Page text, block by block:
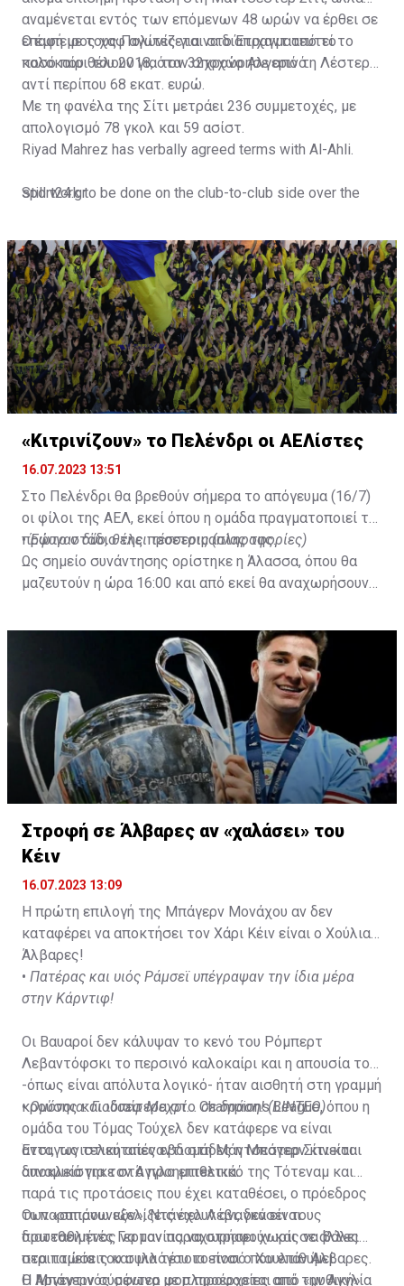
αναμένεται εντός των επόμενων 48 ωρών να έρθει σε
επαφή με τους Πολίτες για να διαπραγματευτεί το
ποσό που θέλουν για τον 32χρονο Αλγερινό.
Ο έμπειρος χαφ αγωνίζεται στο Έτιχαντ από το
καλοκαίρι του 2018, όταν αποχώρησε από τη Λέστερ
αντί περίπου 68 εκατ. ευρώ.
Με τη φανέλα της Σίτι μετράει 236 συμμετοχές, με
απολογισμό 78 γκολ και 59 ασίστ.
Riyad Mahrez has verbally agreed terms with Al-Ahli.
Still work to be done on the club-to-club side over the
Not a done deal yet, but Mahrez is keen on the move and
Al-Ahli hope to move fast.🇸🇦
pic.twitter.com/Z0SmniQXIP
— Ben Jacobs (@JacobsBen)July 15, 2023
sport24.gr
«Κιτρινίζουν» το Πελένδρι οι ΑΕΛίστες
16.07.2023 13:51
Στο Πελένδρι θα βρεθούν σήμερα το απόγευμα (16/7)
οι φίλοι της ΑΕΛ, εκεί όπου η ομάδα πραγματοποιεί το
πρώτο στάδιο της προετοιμασίας της.
•Έφυγαν δύο, θέλει τέσσερις (πληροφορίες)
Ως σημείο συνάντησης ορίστηκε η Άλασσα, όπου θα
μαζευτούν η ώρα 16:00 και από εκεί θα αναχωρήσουν
δώοσυν το παρών τους στην απογευματινή προπόνηση
Στροφή σε Άλβαρες αν «χαλάσει» του
Κέιν
16.07.2023 13:09
Η πρώτη επιλογή της Μπάγερν Μονάχου αν δεν
καταφέρει να αποκτήσει τον Χάρι Κέιν είναι ο Χούλιαν
Άλβαρες!
• Πατέρας και υιός Ράμσεϊ υπέγραψαν την ίδια μέρα
στην Κάρντιφ!
Οι Βαυαροί δεν κάλυψαν το κενό του Ρόμπερτ
Λεβαντόφσκι το περσινό καλοκαίρι και η απουσία του
-όπως είναι απόλυτα λογικό- ήταν αισθητή στη γραμμή
κρούσης και ιδιαίτερα στο Champions League, όπου η
ομάδα του Τόμας Τούχελ δεν κατάφερε να είναι
ανταγωνιστική απέναντι στη Μάντσεστερ Σίτι και
αποκλείστηκε στα προημιτελικά.
•Ομόνοια: Γιούσεφ Μεχρί... σε δράση! (ΒΙΝΤΕΟ)
Έτσι, τις τελευταίες εβδομάδες η Μπάγερν κινείται
δυναμικά για τον Άγγλο επιθετικό της Τότεναμ και
παρά τις προτάσεις που έχει καταθέσει, ο πρόεδρος
των «σπιρουνιών», Ντάνιελ Λέβι, δεν είναι
διατεθειμένος να τον παραχωρήσει χωρίς να βάλει
στα ταμεία του συλλόγου το ποσό που επιθυμεί.
Οι παραπάνω εξελίξεις έχουν αναγκάσει τους
πρωταθλητές Γερμανίας να στραφούν και σε άλλες
περιπτώσεις και μια τέτοια είναι ο Χουλιάν Άλβαρες.
Η Μπάγερν σύμφωνα με πληροφορίες από την Αγγλία
Ο Αργεντινός σέντερ φορ προέρχεται από «μυθική»